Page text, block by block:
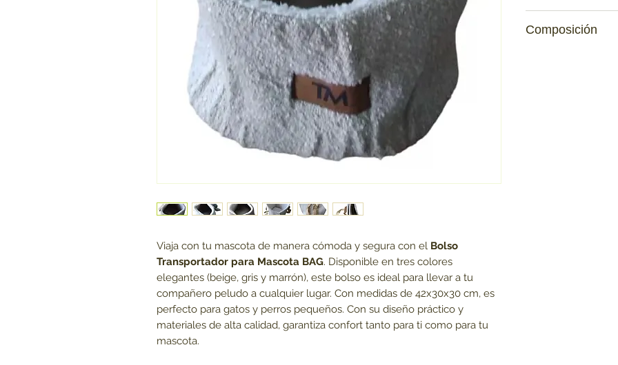
Viaja con tu mascota de manera cómoda y segura con el Bolso
Transportador para Mascota BAG. Disponible en tres colores
elegantes (beige, gris y marrón), este bolso es ideal para llevar a tu
compañero peludo a cualquier lugar. Con medidas de 42x30x30 cm, es
perfecto para gatos y perros pequeños. Con su diseño práctico y
materiales de alta calidad, garantiza confort tanto para ti como para tu
mascota.
Composición